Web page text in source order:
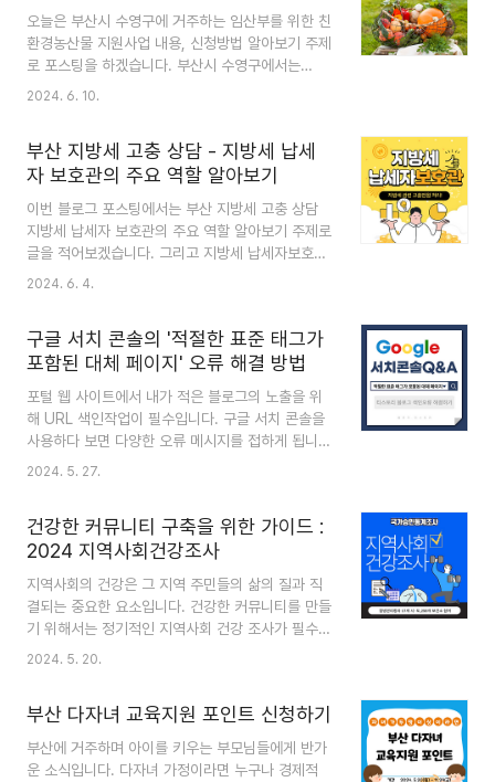
기 전에, 아직 CSS 바로가기 링크버튼을 안 만드신
분들은 아래 글에서 초보자도 따라 하기 쉬운 방법
과 CSS서식이 있으니 참고하셔서 링크버튼 만들어
보시길 추천드립니다. 나도 CSS코드 링크버튼 만
이지 않는 오류2. ..
오늘은 부산시 수영구에 거주하는 임산부를 위한 친
환경농산물 지원사업 내용, 신청방법 알아보기 주제
로 포스팅을 하겠습니다. 부산시 수영구에서는
2024년 3월부터 임산부와 태아의 건강을 위해 친
물 지원사업이란?2. 지원대상3. 지원내용4. 신청방
법5. 마무리 1. 친환경농산물 지원사업이란? 부산
시 수영구의 친환경농산물 지원사업은 임산부와 태
아의 건강을 위해 친환경 농산물을 제공하는 프로그
램입니다. 이 프로그램은 임산부들이 더 건강한 식
생활을 유지할 수 있도록 도와주며, 지역 농업의 활
성화에도 기여합니다. 지원 대상은 수영구에 거주하
을 지원받을 수 있습니다. 2..
2024. 6. 10.
부산 지방세 고충 상담 - 지방세 납세
자 보호관의 주요 역할 알아보기
이번 블로그 포스팅에서는 부산 지방세 고충 상담
지방세 납세자 보호관의 주요 역할 알아보기 주제로
글을 적어보겠습니다. 그리고 지방세 납세자보호관
의 고충민원 처리 절차에 대해도 자세히 알아보겠습
관 전화번호5. 마무리 1. 지방세 납세자보호관이
란? 지방세 납세자보호관은 납세자의 권리가 보호
리하거나 지방세 납세자의 권익을 보호하고, 공정한
세무 행정이 이루어질 수 있도록 지원하는 중요한
역할을 하는 공무원입니다. 지방세 납세자보호관은
주로 지방자치단체에 소속되어 있으며, 납세자의
세무 처분에 대해 ..
2024. 6. 4.
구글 서치 콘솔의 '적절한 표준 태그가
포함된 대체 페이지' 오류 해결 방법
포털 웹 사이트에서 내가 적은 블로그의 노출을 위
해 URL 색인작업이 필수입니다. 구글 서치 콘솔을
사용하다 보면 다양한 오류 메시지를 접하게 됩니
다. 그중에서도 "적절한 표준 태그가 포함된 대체 페
악영향을 미칠 수 있으므로, 이를 해결하는 방법을
잘 알아두는 것이 중요합니다. 이번 포스트에서는
다. 목차1. 오류의 원인 이해하기2. 표준태그 설정
확인 및 수정3. 사이트 구조 및 내부 링크 점검4. 결
론 1. 오류의 원인 이해하기 "적절한 표준 태그가
포함된 대체 페이지" 오류는 구글이 동일한 콘텐츠
2024. 5. 27.
건강한 커뮤니티 구축을 위한 가이드 :
2024 지역사회건강조사
지역사회의 건강은 그 지역 주민들의 삶의 질과 직
결되는 중요한 요소입니다. 건강한 커뮤니티를 만들
기 위해서는 정기적인 지역사회 건강 조사가 필수적
입니다. 이러한 조사를 통해 우리는 지역사회의 건
지역사회 건강 조사의 중요성과 올바른 실시 방법에
대해 알아보겠습니다. 목차1. 지역사회건강조사란?
2. 조사대상3. 조사기간4. 조사방법5. 조사결과발
2024. 5. 20.
부산 다자녀 교육지원 포인트 신청하기
부산에 거주하며 아이를 키우는 부모님들에게 반가
운 소식입니다. 다자녀 가정이라면 누구나 경제적